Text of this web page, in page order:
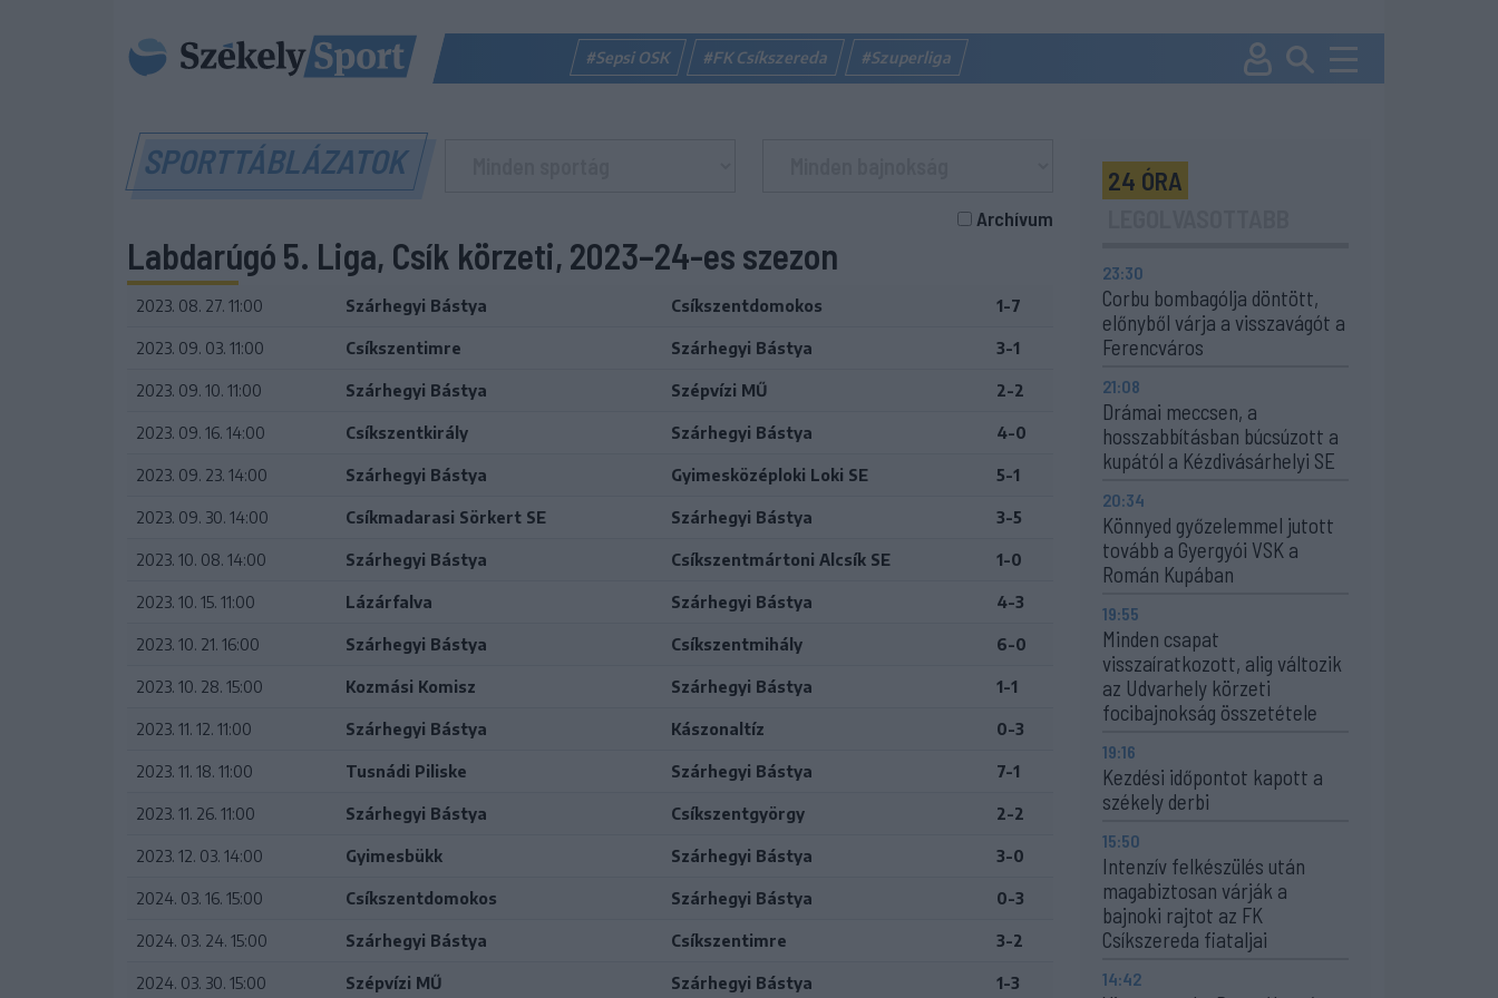
#Sepsi OSK #FK Csíkszereda #Szuperliga
SPORTTÁBLÁZATOK
Archívum
Labdarúgó 5. Liga, Csík körzeti, 2023–24-es szezon
2023. 08. 27. 11:00 Szárhegyi Bástya Csíkszentdomokos 1-7
2023. 09. 03. 11:00 Csíkszentimre Szárhegyi Bástya 3-1
2023. 09. 10. 11:00 Szárhegyi Bástya Szépvízi MŰ 2-2
2023. 09. 16. 14:00 Csíkszentkirály Szárhegyi Bástya 4-0
2023. 09. 23. 14:00 Szárhegyi Bástya Gyimesközéploki Loki SE 5-1
2023. 09. 30. 14:00 Csíkmadarasi Sörkert SE Szárhegyi Bástya 3-5
2023. 10. 08. 14:00 Szárhegyi Bástya Csíkszentmártoni Alcsík SE 1-0
2023. 10. 15. 11:00 Lázárfalva Szárhegyi Bástya 4-3
2023. 10. 21. 16:00 Szárhegyi Bástya Csíkszentmihály 6-0
2023. 10. 28. 15:00 Kozmási Komisz Szárhegyi Bástya 1-1
2023. 11. 12. 11:00 Szárhegyi Bástya Kászonaltíz 0-3
2023. 11. 18. 11:00 Tusnádi Piliske Szárhegyi Bástya 7-1
2023. 11. 26. 11:00 Szárhegyi Bástya Csíkszentgyörgy 2-2
2023. 12. 03. 14:00 Gyimesbükk Szárhegyi Bástya 3-0
2024. 03. 16. 15:00 Csíkszentdomokos Szárhegyi Bástya 0-3
2024. 03. 24. 15:00 Szárhegyi Bástya Csíkszentimre 3-2
2024. 03. 30. 15:00 Szépvízi MŰ Szárhegyi Bástya 1-3
24 ÓRA
23:30
Corbu bombagólja döntött,
előnyből várja a visszavágót a
Ferencváros
21:08
Drámai meccsen, a
hosszabbításban búcsúzott a
kupától a Kézdivásárhelyi SE
20:34
Könnyed győzelemmel jutott
tovább a Gyergyói VSK a
Román Kupában
19:55
Minden csapat
visszaíratkozott, alig változik
az Udvarhely körzeti
focibajnokság összetétele
19:16
Kezdési időpontot kapott a
székely derbi
15:50
Intenzív felkészülés után
magabiztosan várják a
bajnoki rajtot az FK
Csíkszereda fiataljai
14:42